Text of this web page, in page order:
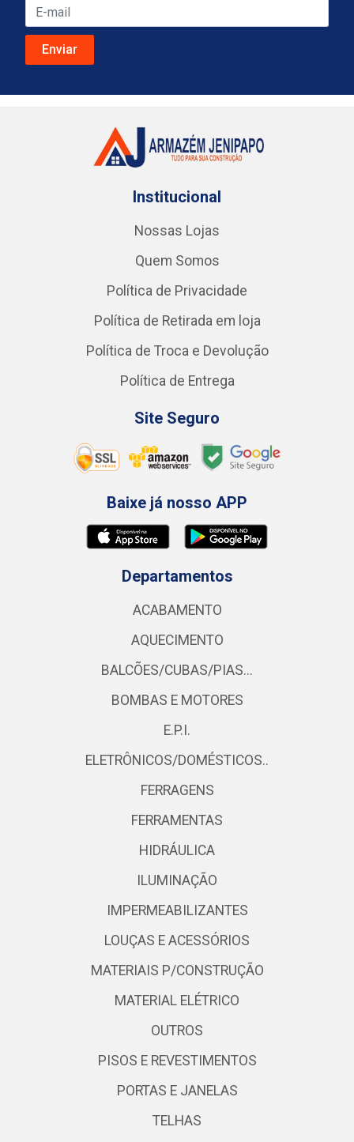
Institucional
Nossas Lojas
Quem Somos
Política de Privacidade
Política de Retirada em loja
Política de Troca e Devolução
Política de Entrega
Site Seguro
Baixe já nosso APP
Departamentos
ACABAMENTO
AQUECIMENTO
BALCÕES/CUBAS/PIAS...
BOMBAS E MOTORES
E.P.I.
ELETRÔNICOS/DOMÉSTICOS..
FERRAGENS
FERRAMENTAS
HIDRÁULICA
ILUMINAÇÃO
IMPERMEABILIZANTES
LOUÇAS E ACESSÓRIOS
MATERIAIS P/CONSTRUÇÃO
MATERIAL ELÉTRICO
OUTROS
PISOS E REVESTIMENTOS
PORTAS E JANELAS
TELHAS